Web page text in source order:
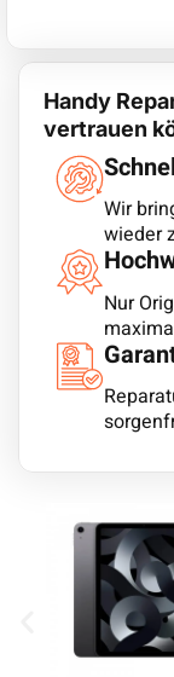
Handy
vertrauen
Wir
wieder
Nur